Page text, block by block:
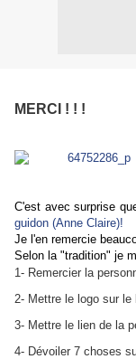
MERCI ! ! !
C'est avec surprise
guidon (Anne Claire)!
Je l'en remercie
Selon la "tradition" je
1- Remercier la
2- Mettre le logo sur le
3- Mettre le lien de la
4- Dévoiler 7 choses